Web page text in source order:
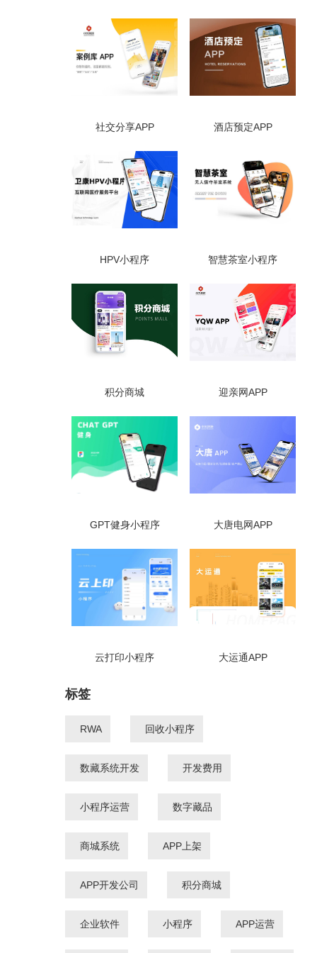
社交分享APP 酒店预定APP
HPV小程序 智慧茶室小程序
积分商城 迎亲网APP
GPT健身小程序 大唐电网APP
云打印小程序 大运通APP
标签
RWA 回收小程序
数藏系统开发 开发费用
小程序运营 数字藏品
商城系统 APP上架
APP开发公司 积分商城
企业软件 小程序 APP运营